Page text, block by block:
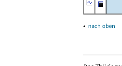
▴ nach oben